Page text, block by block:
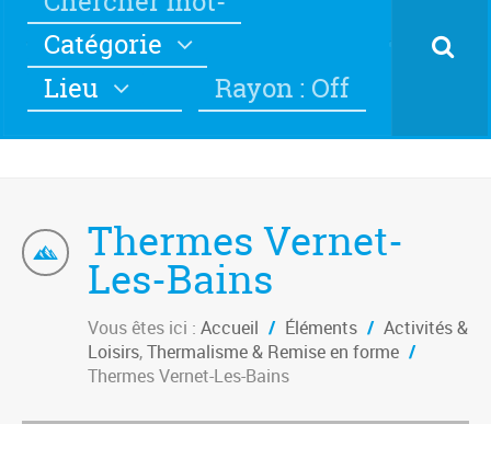
Catégorie
Lieu
Rayon : Off
Thermes Vernet-
Les-Bains
Vous êtes ici : Accueil / Éléments / Activités &
Loisirs,Thermalisme & Remise en forme /
Thermes Vernet-Les-Bains